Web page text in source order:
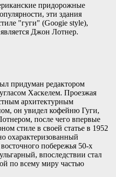
придорожные
эти здания
"гуги" (Googie style),
Джон Лотнер.
придуман редактором
Хаскелем. Проезжая
архитектурным
он увидел кофейню Гуги,
после чего впервые
стиле в своей статье в 1952
охарактеризованный
побережья 50-х
впоследствии стал
по всему миру частью